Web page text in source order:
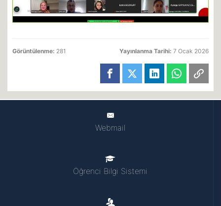
Görüntülenme: 281 Yayınlanma Tarihi: 7 Ocak 2026
Webmail
Öğrenci Bilgi Sistemi